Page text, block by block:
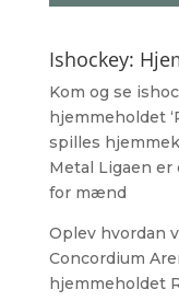
Ishockey:
Kom og se
hjemmeholdet
spilles
Metal Ligaen
for mænd
Oplev hvordan
Concordium
hjemmeholdet